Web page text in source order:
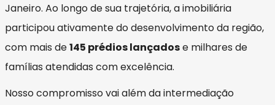
Janeiro. Ao longo de sua trajetória, a imobiliária
participou ativamente do desenvolvimento da região,
com mais de145 prédios lançadose milhares de
famílias atendidas com excelência.
Nosso compromisso vai além da intermediação